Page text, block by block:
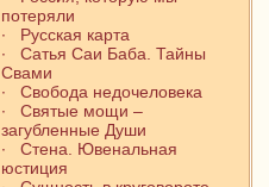
потеряли
∙ Русская карта
∙ Сатья Саи Баба. Тайны
Свами
∙ Свобода недочеловека
∙ Святые мощи –
загубленные Души
∙ Стена. Ювенальная
юстиция